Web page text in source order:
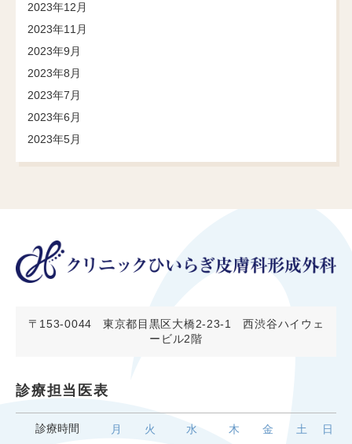
2023年12月
2023年11月
2023年9月
2023年8月
2023年7月
2023年6月
2023年5月
〒153-0044
東京都目黒区大橋2-23-1 西渋谷ハイウェ
ービル2階
診療担当医表
診療時間 月 火 水 木 金 土 日